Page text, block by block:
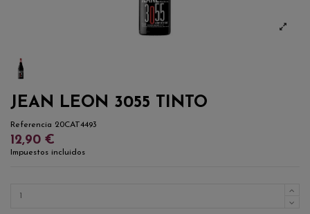
JEAN LEON 3055 TINTO
Referencia 20CAT4493
12,90 €
Impuestos incluidos